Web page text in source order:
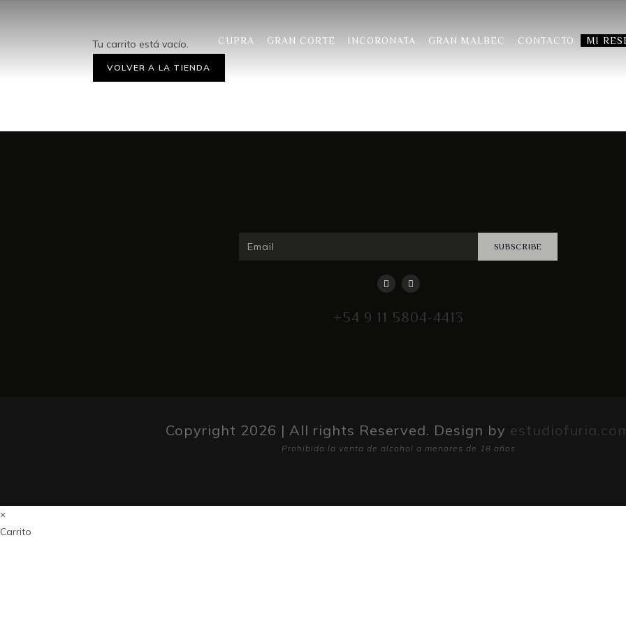
CUPRA GRAN CORTE INCORONATA GRAN MALBEC CONTACTO MI
Tu carrito está vacío.
VOLVER A LA TIENDA
SUBSCRIBE
+54 9 11 5804-4413
Copyright 2026 | All rights Reserved. Design by
Prohibida la venta de alcohol a menores de 18 años
×
Carrito